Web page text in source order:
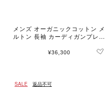
メンズ オーガニックコットン メ
ルトン 長袖 カーディガンプレッ
¥36,300
SALE 返品不可